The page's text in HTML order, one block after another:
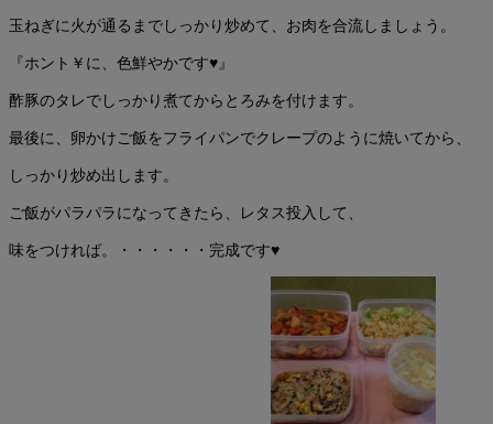
玉ねぎに火が通るまでしっかり炒めて、お肉を合流しましょう。
『ホント￥に、色鮮やかです♥』
酢豚のタレでしっかり煮てからとろみを付けます。
最後に、卵かけご飯をフライパンでクレープのように焼いてから、
しっかり炒め出します。
ご飯がパラパラになってきたら、レタス投入して、
味をつければ。・・・・・・完成です♥